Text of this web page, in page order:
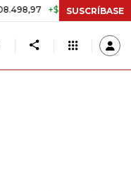
+$ 8.753,81 +2,19%
SUSCRÍBASE